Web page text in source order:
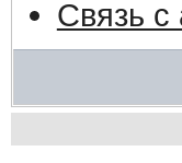
Связь